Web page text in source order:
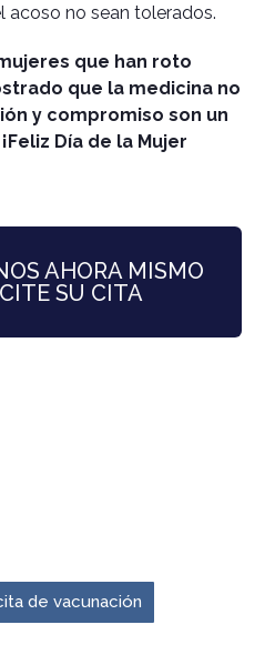
acoso no sean tolerados.
que han roto
que la medicina no
y compromiso son un
Día de la Mujer
AHORA MISMO
SU CITA
de vacunación